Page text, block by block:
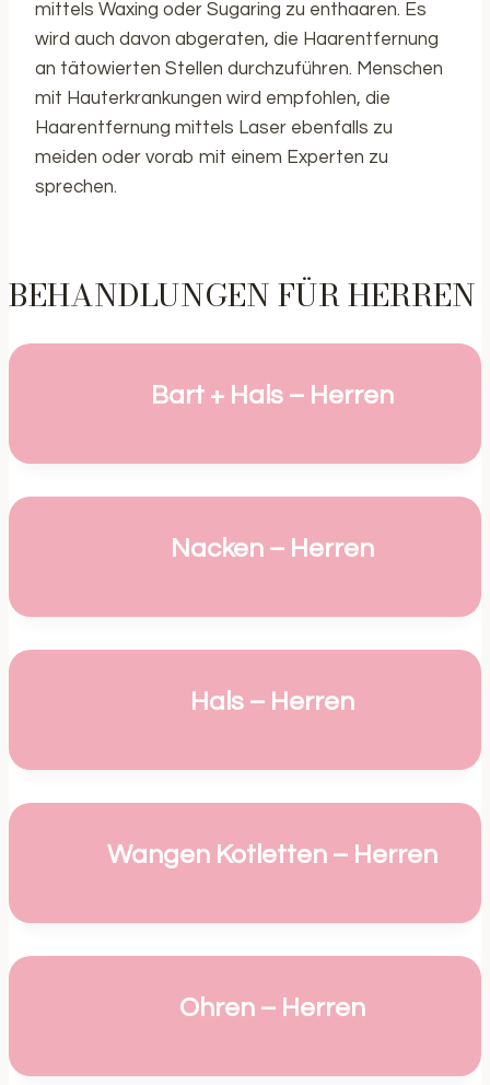
mittels Waxing oder Sugaring zu enthaaren. Es
wird auch davon abgeraten, die Haarentfernung
an tätowierten Stellen durchzuführen. Menschen
mit Hauterkrankungen wird empfohlen, die
Haarentfernung mittels Laser ebenfalls zu
meiden oder vorab mit einem Experten zu
sprechen.
BEHANDLUNGEN FÜR HERREN
Bart + Hals – Herren
Nacken – Herren
Hals – Herren
Wangen Kotletten – Herren
Ohren – Herren